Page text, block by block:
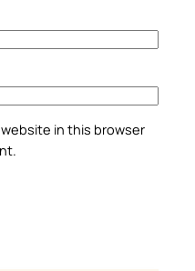
website in this browser